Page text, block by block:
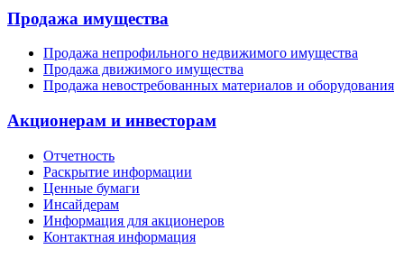
Продажа имущества
Продажа непрофильного недвижимого имущества
Продажа движимого имущества
Продажа невостребованных материалов и оборудования
Акционерам и инвесторам
Отчетность
Раскрытие информации
Ценные бумаги
Инсайдерам
Информация для акционеров
Контактная информация